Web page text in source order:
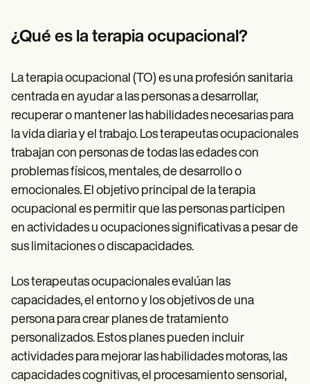
Demos
Training Hub
Become a Partner
Pricing
Why Carepatron?
Get started
¿Qué es la terapia ocupacional?
La terapia ocupacional (TO) es una profesión sanitaria
centrada en ayudar a las personas a desarrollar,
recuperar o mantener las habilidades necesarias para
la vida diaria y el trabajo. Los terapeutas ocupacionales
trabajan con personas de todas las edades con
problemas físicos, mentales, de desarrollo o
emocionales. El objetivo principal de la terapia
ocupacional es permitir que las personas participen
en actividades u ocupaciones significativas a pesar de
sus limitaciones o discapacidades.
Los terapeutas ocupacionales evalúan las
capacidades, el entorno y los objetivos de una
persona para crear planes de tratamiento
personalizados. Estos planes pueden incluir
actividades para mejorar las habilidades motoras, las
capacidades cognitivas, el procesamiento sensorial,